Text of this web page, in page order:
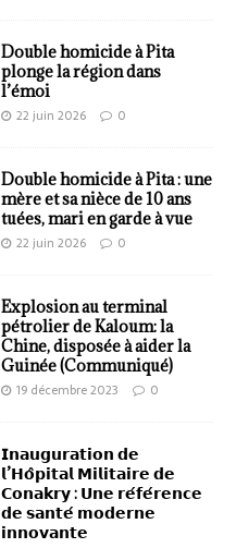
Double homicide à Pita
plonge la région dans
l’émoi
22 juin 2026 0
Double homicide à Pita : une
mère et sa nièce de 10 ans
tuées, mari en garde à vue
22 juin 2026 0
Explosion au terminal
pétrolier de Kaloum: la
Chine, disposée à aider la
Guinée (Communiqué)
19 décembre 2023 0
𝗜𝗻𝗮𝘂𝗴𝘂𝗿𝗮𝘁𝗶𝗼𝗻 𝗱𝗲
𝗹’𝗛𝗼̂𝗽𝗶𝘁𝗮𝗹 𝗠𝗶𝗹𝗶𝘁𝗮𝗶𝗿𝗲 𝗱𝗲
𝗖𝗼𝗻𝗮𝗸𝗿𝘆 : 𝗨𝗻𝗲 𝗿𝗲́𝗳𝗲́𝗿𝗲𝗻𝗰𝗲
𝗱𝗲 𝘀𝗮𝗻𝘁𝗲́ 𝗺𝗼𝗱𝗲𝗿𝗻𝗲
𝗶𝗻𝗻𝗼𝘃𝗮𝗻𝘁𝗲